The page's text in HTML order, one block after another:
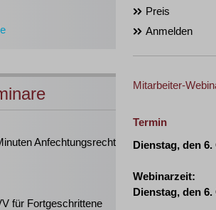
Anfechtungsrecht
für Fortgeschrittene
Preis
Anmelden
Mitarbeiter-
Termin
Dienstag, den
Webinarzeit:
Dienstag, den